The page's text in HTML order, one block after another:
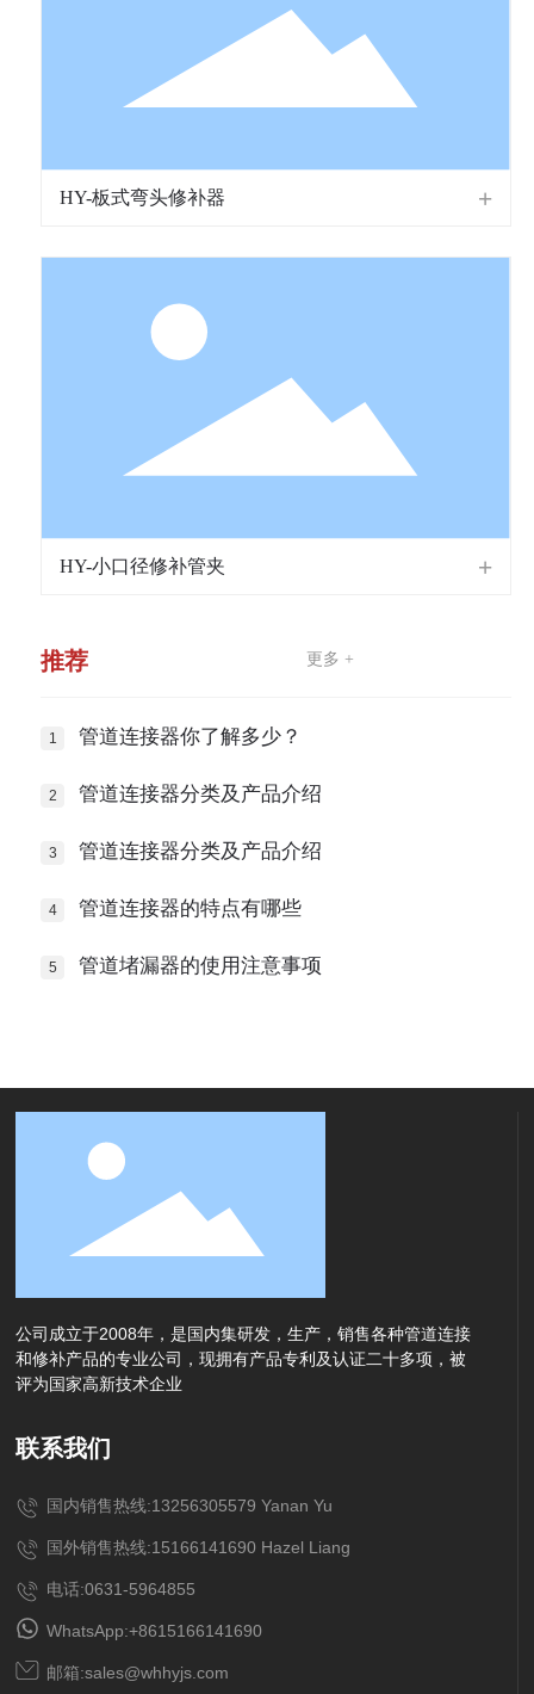
HY-板式弯头修补器
HY-小口径修补管夹
推荐 更多 +
管道连接器你了解多少？
管道连接器分类及产品介绍
管道连接器分类及产品介绍
管道连接器的特点有哪些
管道堵漏器的使用注意事项
公司成立于2008年，是国内集研发，生产，销售各种管道连接
和修补产品的专业公司，现拥有产品专利及认证二十多项，被
评为国家高新技术企业
联系我们
国内销售热线:13256305579 Yanan Yu
国外销售热线:15166141690 Hazel Liang
电话:0631-5964855
WhatsApp:+8615166141690
邮箱:sales@whhyjs.com